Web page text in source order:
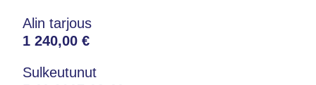
Alin tarjous
1 240,00 €
Sulkeutunut